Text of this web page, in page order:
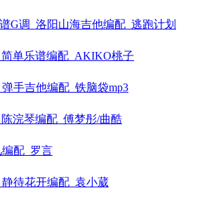
G调_洛阳山海吉他编配_逃跑计划
单乐谱编配_AKIKO桃子
手吉他编配_铁脑袋mp3
浣琴编配_傅梦彤/曲酷
配_罗言
待花开编配_袁小葳